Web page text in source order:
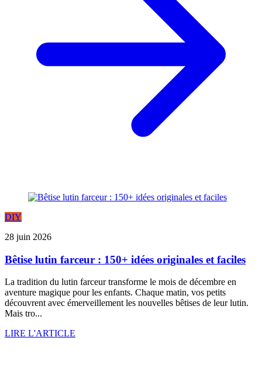
DIY
28 juin 2026
Bêtise lutin farceur : 150+ idées originales et faciles
La tradition du lutin farceur transforme le mois de décembre en
aventure magique pour les enfants. Chaque matin, vos petits
découvrent avec émerveillement les nouvelles bêtises de leur lutin.
Mais tro...
LIRE L'ARTICLE